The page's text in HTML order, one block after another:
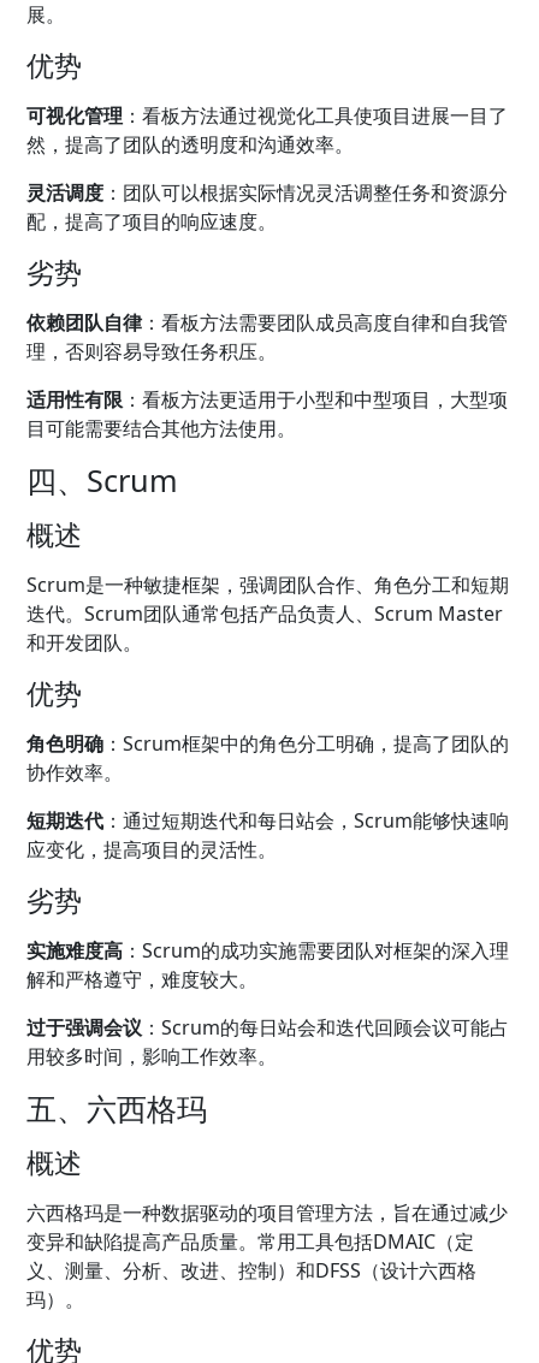
展。
优势
可视化管理 ：看板方法通过视觉化工具使项目进展一目了
然，提高了团队的透明度和沟通效率。
灵活调度 ：团队可以根据实际情况灵活调整任务和资源分
配，提高了项目的响应速度。
劣势
依赖团队自律：看板方法需要团队成员高度自律和自我管
理，否则容易导致任务积压。
适用性有限 ：看板方法更适用于小型和中型项目，大型项
目可能需要结合其他方法使用。
四、Scrum
概述
Scrum是一种敏捷框架，强调团队合作、角色分工和短期
迭代。Scrum团队通常包括产品负责人、Scrum Master
和开发团队。
优势
角色明确 ：Scrum框架中的角色分工明确，提高了团队的
协作效率。
短期迭代 ：通过短期迭代和每日站会，Scrum能够快速响
应变化，提高项目的灵活性。
劣势
实施难度高 ：Scrum的成功实施需要团队对框架的深入理
解和严格遵守，难度较大。
过于强调会议 ：Scrum的每日站会和迭代回顾会议可能占
用较多时间，影响工作效率。
五、六西格玛
概述
六西格玛是一种数据驱动的项目管理方法，旨在通过减少
变异和缺陷提高产品质量。常用工具包括DMAIC（定
义、测量、分析、改进、控制）和DFSS（设计六西格
玛）。
优势